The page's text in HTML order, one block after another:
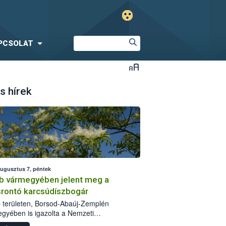
hírek
7, péntek
vármegyében jelent meg a
karcsúdíszbogár
területen, Borsod-Abaúj-Zemplén
is igazolta a Nemzeti
biztonsági Hivatal (Nébih) a